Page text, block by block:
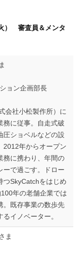
） 審査員＆メンタ
ョン企画部長
会社小松製作所）に
務に従事。自走式破
圧ショベルなどの設
2012年からオープン
務に携わり、年間の
ーで過ごす。ドロー
つSkyCatchをはじめ
年の老舗企業では
。既存事業の数歩先
イノベーター。
ま